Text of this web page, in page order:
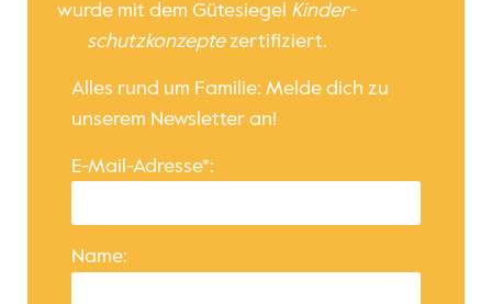
wurde mit dem Gütesiegel Kinder­
schutz­konzeptezertifiziert.
Alles rund um Familie: Melde dich zu
unserem Newsletter an!
E-Mail-Adresse*:
Name: